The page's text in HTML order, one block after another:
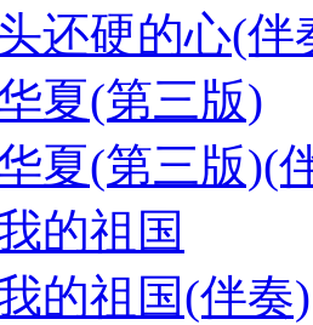
还硬的心(伴
夏(第三版)
夏(第三版)(
的祖国
的祖国(伴奏)